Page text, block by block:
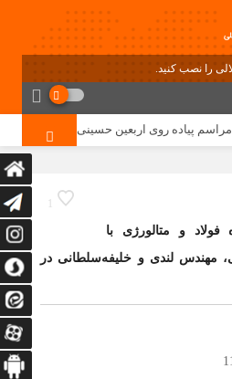
را نصب کنید.
پیاده روی اربعین حسینی در دهستان
1
فولاد و متالورژی با
مهندس لندی و خلیفه‌سلطانی در